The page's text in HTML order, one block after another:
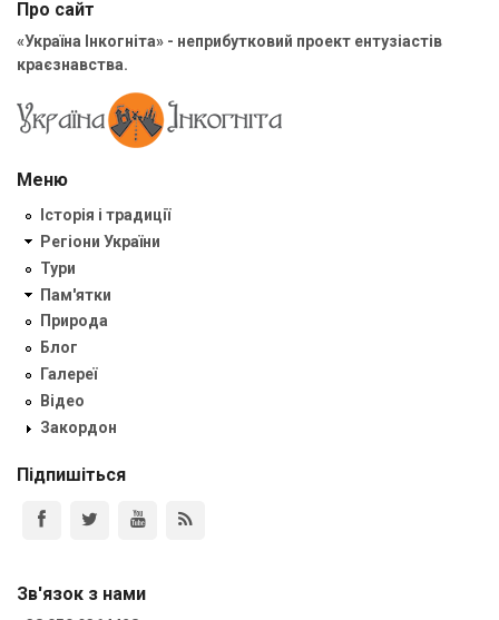
Про сайт
«Україна Інкогніта» - неприбутковий проект ентузіастів
краєзнавства.
Меню
Історія і традиції
Регіони України
Тури
Пам'ятки
Природа
Блог
Галереї
Відео
Закордон
Підпишіться
Зв'язок з нами